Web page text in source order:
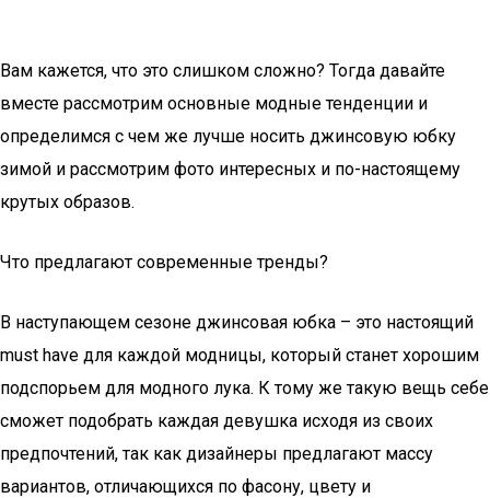
Вам кажется, что это слишком сложно? Тогда давайте
вместе рассмотрим основные модные тенденции и
определимся с чем же лучше носить джинсовую юбку
зимой и рассмотрим фото интересных и по-настоящему
крутых образов.
Что предлагают современные тренды?
В наступающем сезоне джинсовая юбка – это настоящий
must have для каждой модницы, который станет хорошим
подспорьем для модного лука. К тому же такую вещь себе
сможет подобрать каждая девушка исходя из своих
предпочтений, так как дизайнеры предлагают массу
вариантов, отличающихся по фасону, цвету и